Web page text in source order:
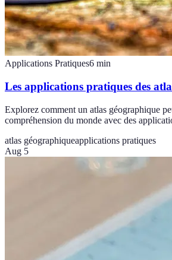
Applications Pratiques6 min
Les applications pratiques des
Explorez comment un atlas géographique
compréhension du monde avec des
atlas géographiqueapplications pratiques
Aug 5